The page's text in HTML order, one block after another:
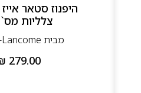
היפנוז סטאר
צלליות מס`
מבית Lancome- לנקום
279.00